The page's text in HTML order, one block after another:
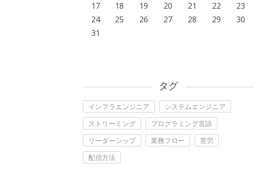
17
18 19 20 21 22
23
24
25 26 27 28 29
30
31
タグ
インフラエンジニア
システムエンジニア
ストリーミング
プログラミング言語
リーダーシップ
業務フロー
苦労
配信方法